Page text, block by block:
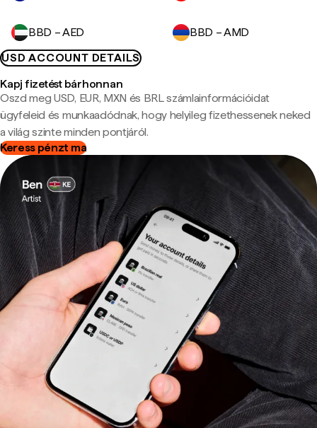
BBD – AED
BBD – AMD
USD ACCOUNT DETAILS
Kapj fizetést bárhonnan
Oszd meg USD, EUR, MXN és BRL számlainformációidat
ügyfeleid és munkaadódnak, hogy helyileg fizethessenek neked
a világ szinte minden pontjáról.
Keress pénzt ma